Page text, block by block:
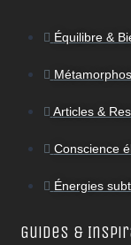
Équilibre &
Articles &
Conscience
Énergies
Guides &